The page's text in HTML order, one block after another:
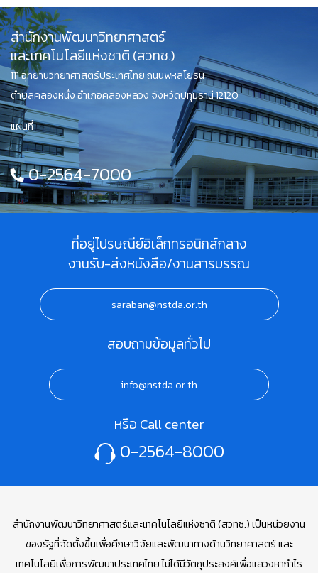
สำนักงานพัฒนาวิทยาศาสตร์
และเทคโนโลยีแห่งชาติ (สวทช.)
111 อุทยานวิทยาศาสตร์ประเทศไทย ถนนพหลโยธิน
ตำบลคลองหนึ่ง อำเภอคลองหลวง จังหวัดปทุมธานี 12120
แผนที่
0-2564-7000
ที่อยู่ไปรษณีย์อิเล็กทรอนิกส์กลาง
งานรับ-ส่งหนังสือ/งานสารบรรณ
saraban@nstda.or.th
สอบถามข้อมูลทั่วไป
info@nstda.or.th
หรือ Call center
0-2564-8000
สำนักงานพัฒนาวิทยาศาสตร์และเทคโนโลยีแห่งชาติ (สวทช.) เป็นหน่วยงาน
ของรัฐที่จัดตั้งขึ้นเพื่อศึกษาวิจัยและพัฒนาทางด้านวิทยาศาสตร์ และ
เทคโนโลยีเพื่อการพัฒนาประเทศไทย ไม่ได้มีวัตถุประสงค์เพื่อแสวงหากำไร